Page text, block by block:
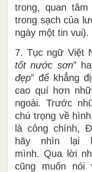
trong, quan
trong sạch của
ngày một tin vui).
7. Tục ngữ Việt
tốt nước sơn”
đẹp” để khẳng
cao quí hơn
ngoài. Trước
chú trọng về
là công chính,
hãy nhìn lại
mình. Qua lời
cũng muốn nói